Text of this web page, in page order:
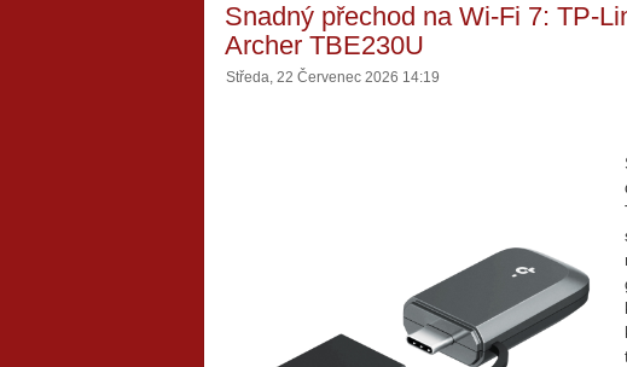
Snadný přechod na Wi-Fi 7: TP-
Archer TBE230U
Středa, 22 Červenec 2026 14:19